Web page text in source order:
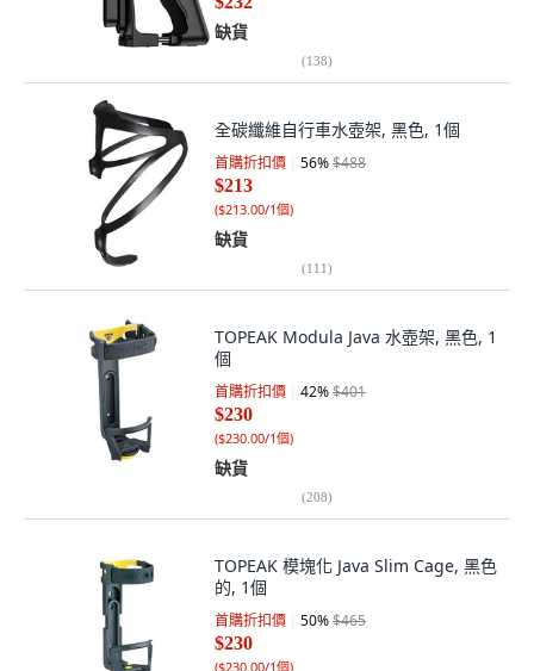
缺貨
(138)
全碳纖維自行車水壺架, 黑色, 1個
首購折扣價 56%$488
$213
($213.00/1個)
缺貨
(111)
TOPEAK Modula Java 水壺架, 黑色, 1
個
首購折扣價 42%$401
$230
($230.00/1個)
缺貨
(208)
TOPEAK 模塊化 Java Slim Cage, 黑色
的, 1個
首購折扣價 50%$465
$230
($230.00/1個)